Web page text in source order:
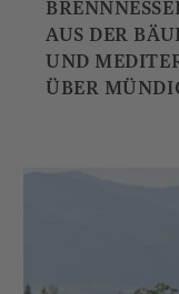
AUS DER
UND
ÜBER